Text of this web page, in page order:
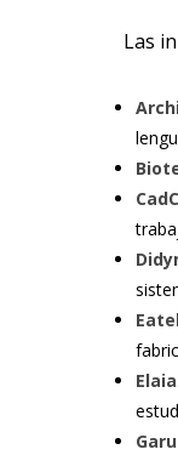
Las
Elaia